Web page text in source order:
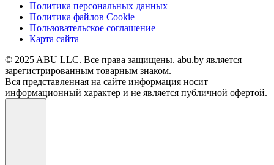
Политика персональных данных
Политика файлов Cookie
Пользовательское соглашение
Карта сайта
© 2025 ABU LLC. Все права защищены. abu.by является
зарегистрированным товарным знаком.
Вся представленная на сайте информация носит
информационный характер и не является публичной офертой.